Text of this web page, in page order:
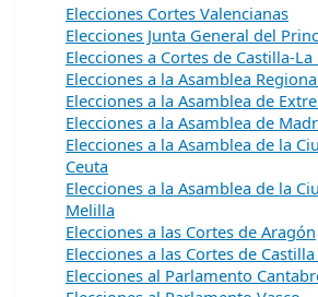
Elecciones Cortes Valencianas
Elecciones Junta General del
Elecciones a Cortes de Castilla-La
Elecciones a la Asamblea
Elecciones a la Asamblea de
Elecciones a la Asamblea de
Elecciones a la Asamblea de la
Ceuta
Elecciones a la Asamblea de la
Melilla
Elecciones a las Cortes de Aragón
Elecciones a las Cortes de
Elecciones al Parlamento